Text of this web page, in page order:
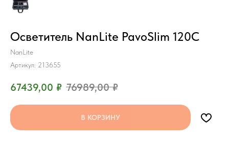
Осветитель NanLite PavoSlim 120C
NanLite
Артикул: 213655
67439,00 ₽ 76989,00 ₽
В КОРЗИНУ